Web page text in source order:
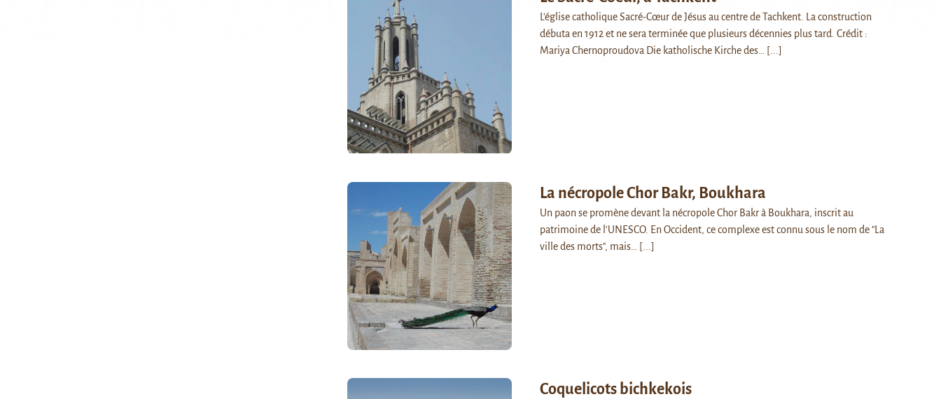
L'église catholique Sacré-Cœur de Jésus au centre de Tachkent. La construction
débuta en 1912 et ne sera terminée que plusieurs décennies plus tard. Crédit :
Mariya Chernoproudova Die katholische Kirche des…
[...]
La nécropole Chor Bakr, Boukhara
Un paon se promène devant la nécropole Chor Bakr à Boukhara, inscrit au
patrimoine de l'UNESCO. En Occident, ce complexe est connu sous le nom de "La
ville des morts", mais…
[...]
Coquelicots bichkekois